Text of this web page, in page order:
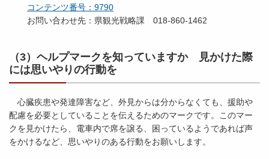
コンテンツ番号：9790
お問い合わせ先：県観光戦略課 018-860-1462
（3）ヘルプマークを知っていますか 見かけた際
には思いやりの行動を
心臓疾患や発達障害など、外見からは分からなくても、援助や
配慮を必要としていることを伝えるためのマークです。このマー
クを見かけたら、電車内で席を譲る、困っているようであれば声
をかけるなど、思いやりのある行動をお願いします。